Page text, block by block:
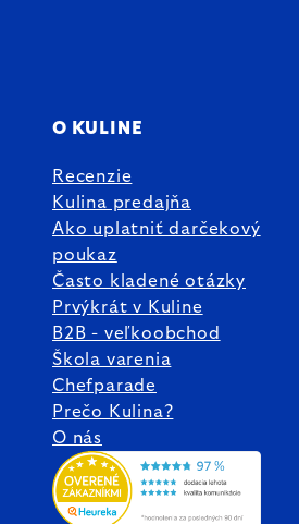
O KULINE
Recenzie
Kulina predajňa
Ako uplatniť darčekový
poukaz
Často kladené otázky
Prvýkrát v Kuline
B2B - veľkoobchod
Škola varenia
Chefparade
Prečo Kulina?
O nás